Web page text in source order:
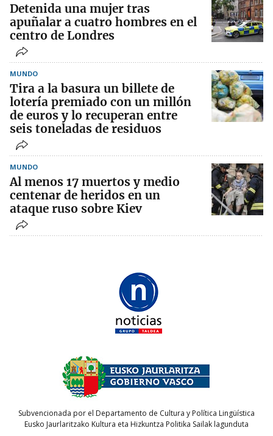
Detenida una mujer tras
apuñalar a cuatro hombres en el
centro de Londres
MUNDO
Tira a la basura un billete de
lotería premiado con un millón
de euros y lo recuperan entre
seis toneladas de residuos
MUNDO
Al menos 17 muertos y medio
centenar de heridos en un
ataque ruso sobre Kiev
Subvencionada por el Departamento de Cultura y Política Lingüística
Eusko Jaurlaritzako Kultura eta Hizkuntza Politika Sailak lagunduta